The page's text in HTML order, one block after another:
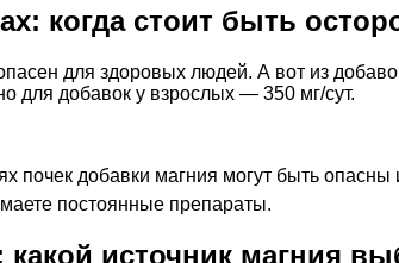
когда стоит быть
для здоровых людей. А вот из
для добавок у взрослых — 350 мг/сут.
почек добавки магния могут быть
постоянные препараты.
какой источник магния